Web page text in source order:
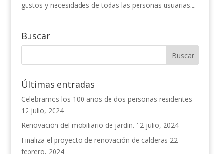
gustos y necesidades de todas las personas usuarias....
Buscar
Últimas entradas
Celebramos los 100 años de dos personas residentes
12 julio, 2024
Renovación del mobiliario de jardín. 12 julio, 2024
Finaliza el proyecto de renovación de calderas 22
febrero, 2024